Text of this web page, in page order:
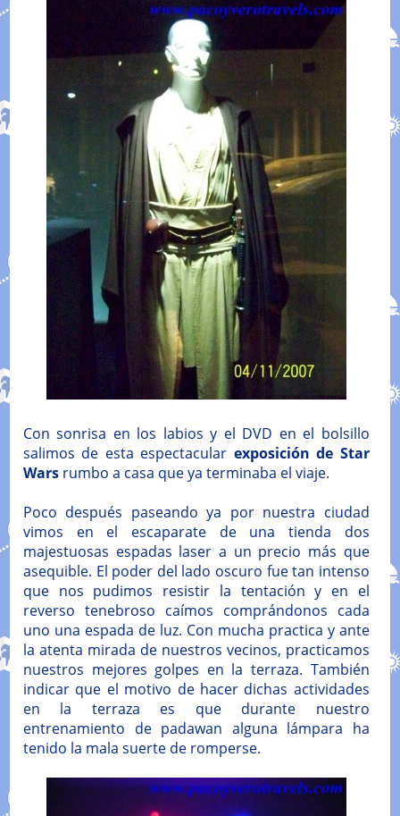
Con sonrisa en los labios y el DVD en el bolsillo
salimos de esta espectacular exposición de Star
Wars rumbo a casa que ya terminaba el viaje.
Poco después paseando ya por nuestra ciudad
vimos en el escaparate de una tienda dos
majestuosas espadas laser a un precio más que
asequible. El poder del lado oscuro fue tan intenso
que nos pudimos resistir la tentación y en el
reverso tenebroso caímos comprándonos cada
uno una espada de luz. Con mucha practica y ante
la atenta mirada de nuestros vecinos, practicamos
nuestros mejores golpes en la terraza. También
indicar que el motivo de hacer dichas actividades
en la terraza es que durante nuestro
entrenamiento de padawan alguna lámpara ha
tenido la mala suerte de romperse.